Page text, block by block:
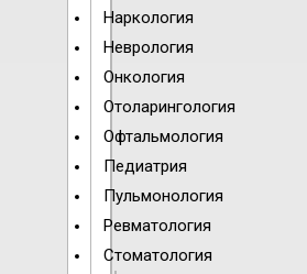
Наркология
Неврология
Онкология
Отоларингология
Офтальмология
Педиатрия
Пульмонология
Ревматология
Стоматология